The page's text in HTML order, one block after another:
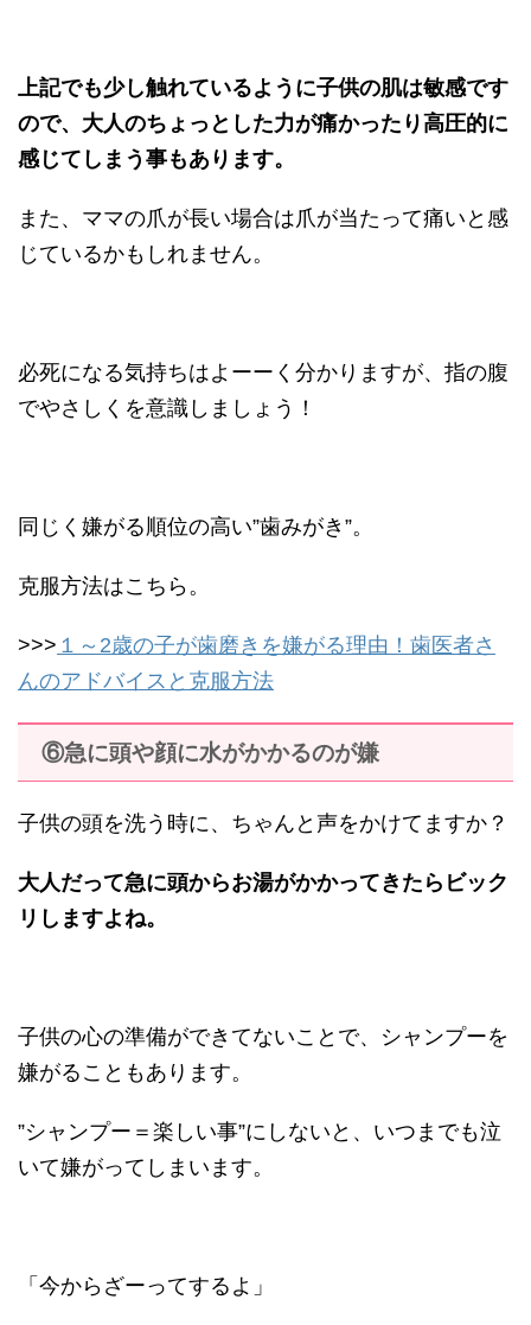
上記でも少し触れているように子供の肌は敏感です
ので、大人のちょっとした力が痛かったり高圧的に
感じてしまう事もあります。
また、ママの爪が長い場合は爪が当たって痛いと感
じているかもしれません。
必死になる気持ちはよーーく分かりますが、指の腹
でやさしくを意識しましょう！
同じく嫌がる順位の高い”歯みがき”。
克服方法はこちら。
>>> １～2歳の子が歯磨きを嫌がる理由！歯医者さ
んのアドバイスと克服方法
⑥急に頭や顔に水がかかるのが嫌
子供の頭を洗う時に、ちゃんと声をかけてますか？
大人だって急に頭からお湯がかかってきたらビック
リしますよね。
子供の心の準備ができてないことで、シャンプーを
嫌がることもあります。
”シャンプー＝楽しい事”にしないと、いつまでも泣
いて嫌がってしまいます。
「今からざーってするよ」